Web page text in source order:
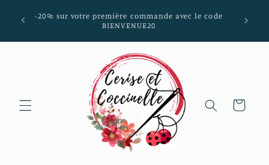
au
-20% sur votre première commande avec le code
BIENVENUE20
Panier